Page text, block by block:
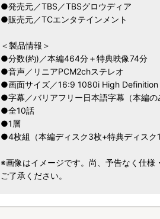
●発売元／TBS／TBSグロウディア
●販売元／TCエンタテインメント
＜製品情報＞
●分数(約)／本編464分＋特典映像74分
●音声／リニアPCM2chステレオ
●画面サイズ／16:9 1080i High Definition
●字幕／バリアフリー日本語字幕（本編の
●全10話
●1層
●4枚組（本編ディスク3枚+特典ディスク1
※画像はイメージです。尚、予告なく仕様
ご了承ください。